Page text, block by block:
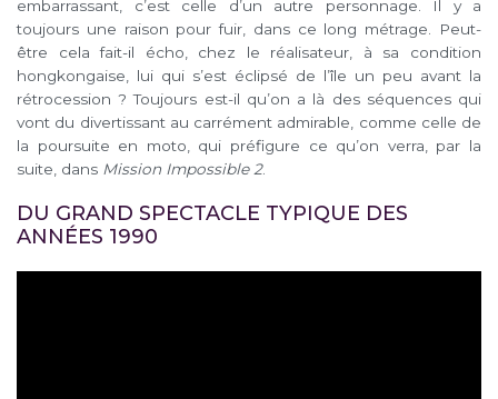
embarrassant, c’est celle d’un autre personnage. Il y a
toujours une raison pour fuir, dans ce long métrage. Peut-
être cela fait-il écho, chez le réalisateur, à sa condition
hongkongaise, lui qui s’est éclipsé de l’île un peu avant la
rétrocession ? Toujours est-il qu’on a là des séquences qui
vont du divertissant au carrément admirable, comme celle de
la poursuite en moto, qui préfigure ce qu’on verra, par la
suite, dans Mission Impossible 2.
DU GRAND SPECTACLE TYPIQUE DES
ANNÉES 1990